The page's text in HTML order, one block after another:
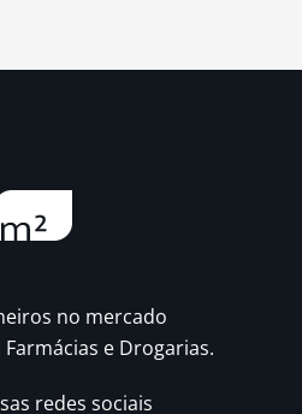
no mercado
e Drogarias.
redes sociais